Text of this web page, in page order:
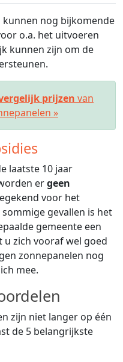
nog bijkomende
o.a. het uitvoeren
kunnen zijn om de
prijzen van
»
laatste 10 jaar
ergeen
voor het
gevallen is het
gemeente een
zich vooraf wel goed
zonnepanelen nog
mee.
zijn niet langer op één
de 5 belangrijkste